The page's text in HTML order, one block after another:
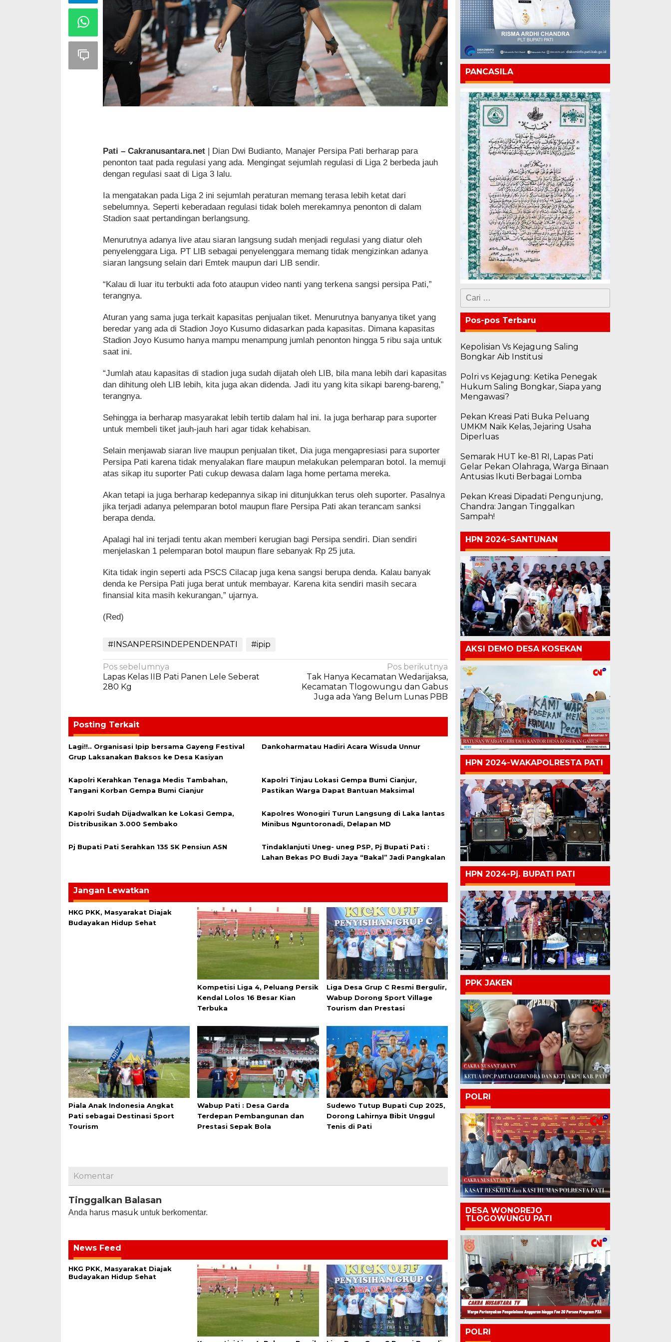
Pati – Cakranusantara.net | Dian Dwi Budianto, Manajer Persipa Pati berharap para
penonton taat pada regulasi yang ada. Mengingat sejumlah regulasi di Liga 2 berbeda jauh
dengan regulasi saat di Liga 3 lalu.
Ia mengatakan pada Liga 2 ini sejumlah peraturan memang terasa lebih ketat dari
sebelumnya. Seperti keberadaan regulasi tidak boleh merekamnya penonton di dalam
Stadion saat pertandingan berlangsung.
Menurutnya adanya live atau siaran langsung sudah menjadi regulasi yang diatur oleh
penyelenggara Liga. PT LIB sebagai penyelenggara memang tidak mengizinkan adanya
siaran langsung selain dari Emtek maupun dari LIB sendir.
“Kalau di luar itu terbukti ada foto ataupun video nanti yang terkena sangsi persipa Pati,”
terangnya.
Aturan yang sama juga terkait kapasitas penjualan tiket. Menurutnya banyanya tiket yang
beredar yang ada di Stadion Joyo Kusumo didasarkan pada kapasitas. Dimana kapasitas
Stadion Joyo Kusumo hanya mampu menampung jumlah penonton hingga 5 ribu saja untuk
saat ini.
“Jumlah atau kapasitas di stadion juga sudah dijatah oleh LIB, bila mana lebih dari kapasitas
dan dihitung oleh LIB lebih, kita juga akan didenda. Jadi itu yang kita sikapi bareng-bareng,”
terangnya.
Sehingga ia berharap masyarakat lebih tertib dalam hal ini. Ia juga berharap para suporter
untuk membeli tiket jauh-jauh hari agar tidak kehabisan.
Selain menjawab siaran live maupun penjualan tiket, Dia juga mengapresiasi para suporter
Persipa Pati karena tidak menyalakan flare maupun melakukan pelemparan botol. Ia memuji
atas sikap itu suporter Pati cukup dewasa dalam laga home pertama mereka.
Akan tetapi ia juga berharap kedepannya sikap ini ditunjukkan terus oleh suporter. Pasalnya
jika terjadi adanya pelemparan botol maupun flare Persipa Pati akan terancam sanksi
berapa denda.
Apalagi hal ini terjadi tentu akan memberi kerugian bagi Persipa sendiri. Dian sendiri
menjelaskan 1 pelemparan botol maupun flare sebanyak Rp 25 juta.
Kita tidak ingin seperti ada PSCS Cilacap juga kena sangsi berupa denda. Kalau banyak
denda ke Persipa Pati juga berat untuk membayar. Karena kita sendiri masih secara
finansial kita masih kekurangan,” ujarnya.
(Red)
#INSANPERSINDEPENDENPATI #ipip
Navigasi
pos
Pos sebelumnya
Lapas Kelas IIB Pati Panen Lele Seberat
280 Kg
Pos berikutnya
Tak Hanya Kecamatan Wedarijaksa,
Kecamatan Tlogowungu dan Gabus
Juga ada Yang Belum Lunas PBB
Posting Terkait
Lagi!!.. Organisasi Ipip bersama Gayeng Festival
Grup Laksanakan Baksos ke Desa Kasiyan
Dankoharmatau Hadiri Acara Wisuda Unnur
Kapolri Kerahkan Tenaga Medis Tambahan,
Tangani Korban Gempa Bumi Cianjur
Kapolri Tinjau Lokasi Gempa Bumi Cianjur,
Pastikan Warga Dapat Bantuan Maksimal
Kapolri Sudah Dijadwalkan ke Lokasi Gempa,
Distribusikan 3.000 Sembako
Kapolres Wonogiri Turun Langsung di Laka lantas
Minibus Nguntoronadi, Delapan MD
Pj Bupati Pati Serahkan 135 SK Pensiun ASN
Tindaklanjuti Uneg- uneg PSP, Pj Bupati Pati :
Lahan Bekas PO Budi Jaya “Bakal” Jadi Pangkalan
Jangan Lewatkan
HKG PKK, Masyarakat Diajak
Budayakan Hidup Sehat
Kompetisi Liga 4, Peluang Persik
Kendal Lolos 16 Besar Kian
Terbuka
Liga Desa Grup C Resmi Bergulir,
Wabup Dorong Sport Village
Tourism dan Prestasi
Piala Anak Indonesia Angkat
Pati sebagai Destinasi Sport
Tourism
Wabup Pati : Desa Garda
Terdepan Pembangunan dan
Prestasi Sepak Bola
Sudewo Tutup Bupati Cup 2025,
Dorong Lahirnya Bibit Unggul
Tenis di Pati
Komentar
Tinggalkan Balasan
Anda harus masuk untuk berkomentar.
News Feed
HKG PKK, Masyarakat Diajak
Budayakan Hidup Sehat
PANCASILA
Cari
untuk:
Pos-pos Terbaru
Kepolisian Vs Kejagung Saling
Bongkar Aib Institusi
Polri vs Kejagung: Ketika Penegak
Hukum Saling Bongkar, Siapa yang
Mengawasi?
Pekan Kreasi Pati Buka Peluang
UMKM Naik Kelas, Jejaring Usaha
Diperluas
Semarak HUT ke-81 RI, Lapas Pati
Gelar Pekan Olahraga, Warga Binaan
Antusias Ikuti Berbagai Lomba
Pekan Kreasi Dipadati Pengunjung,
Chandra: Jangan Tinggalkan
Sampah!
HPN 2024-SANTUNAN
AKSI DEMO DESA KOSEKAN
HPN 2024-WAKAPOLRESTA PATI
HPN 2024-Pj. BUPATI PATI
PPK JAKEN
POLRI
DESA WONOREJO
TLOGOWUNGU PATI
POLRI